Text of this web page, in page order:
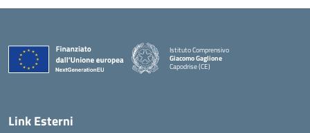
Istituto Comprensivo
Giacomo Gaglione
Capodrise (CE)
— Visita la pagina iniziale della scuola
Link Esterni